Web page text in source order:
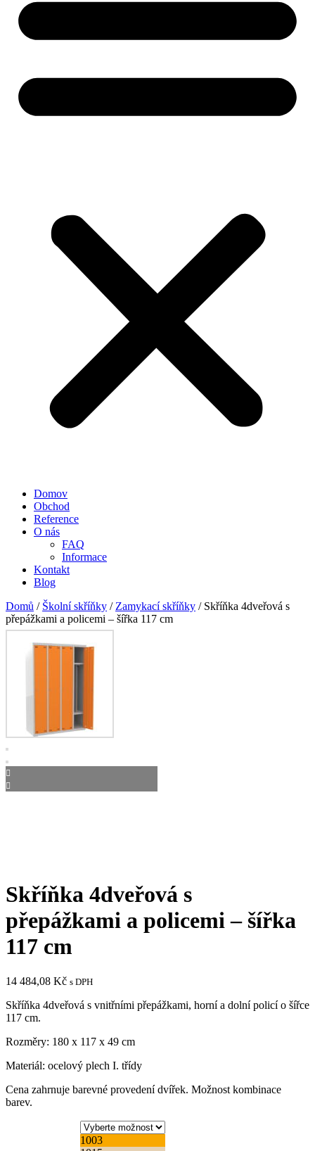
Domov
Obchod
Reference
O nás
FAQ
Informace
Kontakt
Blog
Domů / Školní skříňky /Zamykací skříňky / Skříňka 4dveřová s
přepážkami a policemi – šířka 117 cm
Skříňka 4dveřová s
přepážkami a policemi – šířka
117 cm
14 484,08 Kč s DPH
Skříňka 4dveřová s vnitřními přepážkami, horní a dolní policí o šířce
117 cm.
Rozměry: 180 x 117 x 49 cm
Materiál: ocelový plech I. třídy
Cena zahrnuje barevné provedení dvířek. Možnost kombinace
barev.
1003